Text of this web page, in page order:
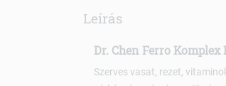
Leírás
Dr. Chen Ferro Komplex
Szerves vasat, rezet,